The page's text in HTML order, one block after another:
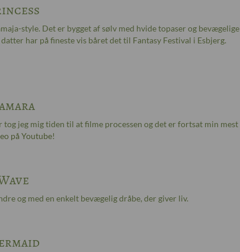
style. Det er bygget af sølv med hvide topaser og bevægelige
har på fineste vis båret det til Fantasy Festival i Esbjerg.
jeg mig tiden til at filme processen og det er fortsat min mest
på Youtube!
og med en enkelt bevægelig dråbe, der giver liv.